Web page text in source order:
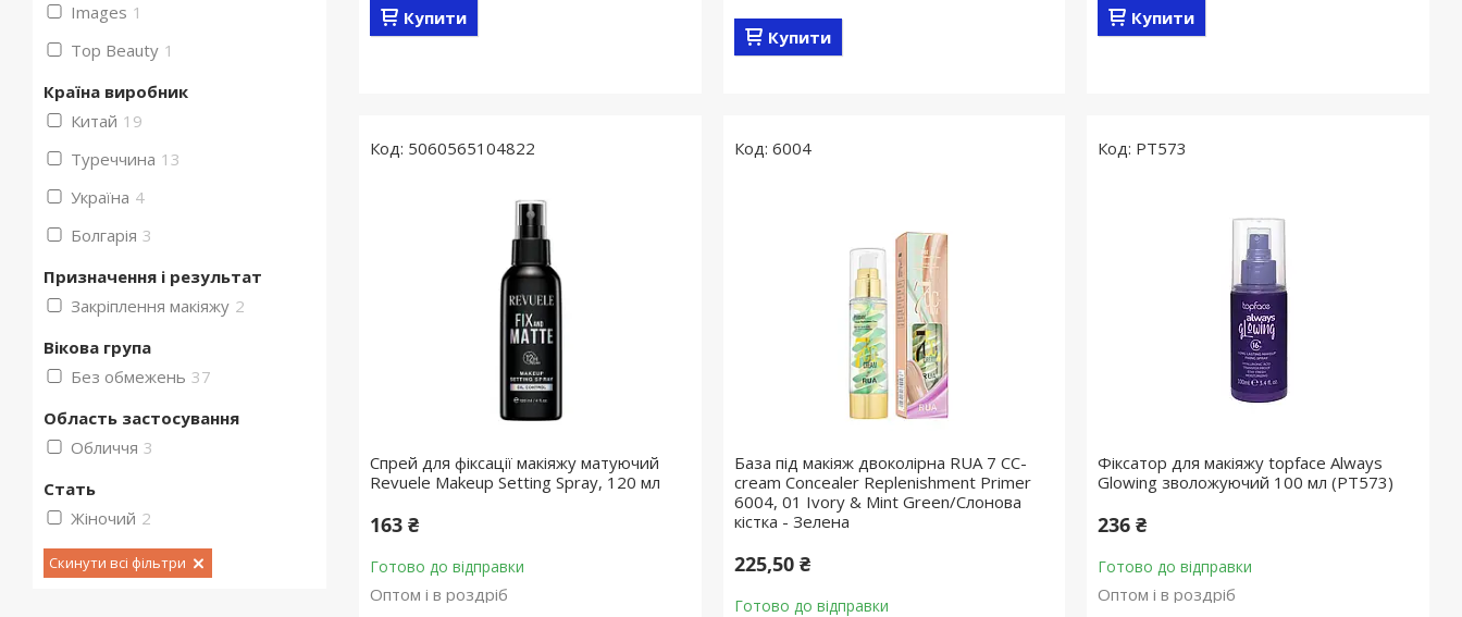
Купити
Купити
Купити
5060565104822
Спрей для фіксації макіяжу матуючий
Revuele Makeup Setting Spray, 120 мл
163 ₴
Готово до відправки
Оптом і в роздріб
6004
База під макіяж двоколірна RUA 7 CC-
cream Concealer Replenishment Primer
6004, 01 Ivory & Mint Green/Слонова
кістка - Зелена
225,50 ₴
Готово до відправки
PT573
Фіксатор для макіяжу topface Always
Glowing зволожуючий 100 мл (PT573)
236 ₴
Готово до відправки
Оптом і в роздріб
Images 1
Top Beauty 1
Країна виробник
Китай 19
Туреччина 13
Україна 4
Болгарія 3
Призначення і результат
Закріплення макіяжу 2
Вікова група
Без обмежень 37
Область застосування
Обличчя 3
Стать
Жіночий 2
Скинути всі фільтри